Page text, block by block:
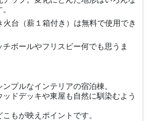
火台（薪１箱付き）は無料で使用でき
ボールやフリスビー何でも思うま
プルなインテリアの宿泊棟。
ドデッキや東屋も自然に馴染むよう
もが映えポイントです。